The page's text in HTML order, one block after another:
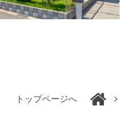
トップページへ